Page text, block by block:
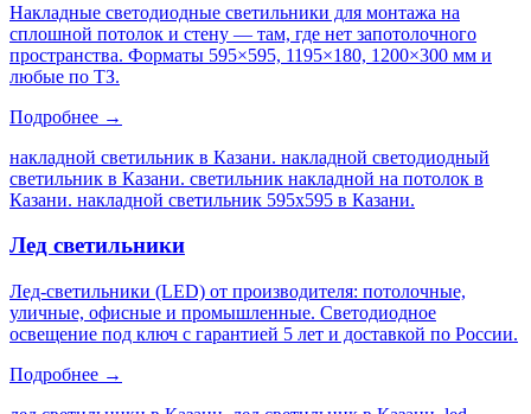
Накладные светодиодные светильники для монтажа на
сплошной потолок и стену — там, где нет запотолочного
пространства. Форматы 595×595, 1195×180, 1200×300 мм и
любые по ТЗ.
Подробнее →
накладной светильник в Казани. накладной светодиодный
светильник в Казани. светильник накладной на потолок в
Казани. накладной светильник 595х595 в Казани.
Лед светильники
Лед-светильники (LED) от производителя: потолочные,
уличные, офисные и промышленные. Светодиодное
освещение под ключ с гарантией 5 лет и доставкой по России.
Подробнее →